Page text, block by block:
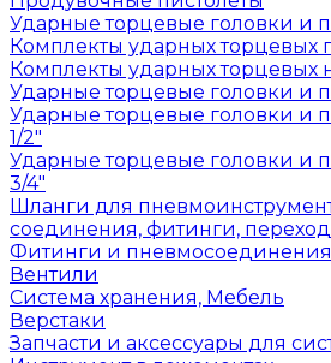
Ударные торцевые головки и
Комплекты ударных торцевых
Комплекты ударных торцевых
Ударные торцевые головки и
Ударные торцевые головки и
1/2"
Ударные торцевые головки и
3/4"
Шланги для
соединения, фитинги,
Фитинги и пневмосоединения
Вентили
Система хранения, Мебель
Верстаки
Запчасти и аксессуары для